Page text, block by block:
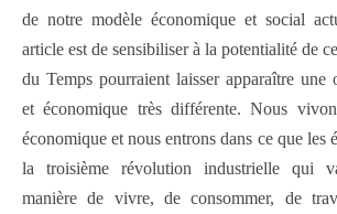
de notre modèle économique et social
article est de sensibiliser à la potentialité de
du Temps pourraient laisser apparaître une
et économique très différente. Nous
économique et nous entrons dans ce que les
la troisième révolution industrielle qui
manière de vivre, de consommer, de